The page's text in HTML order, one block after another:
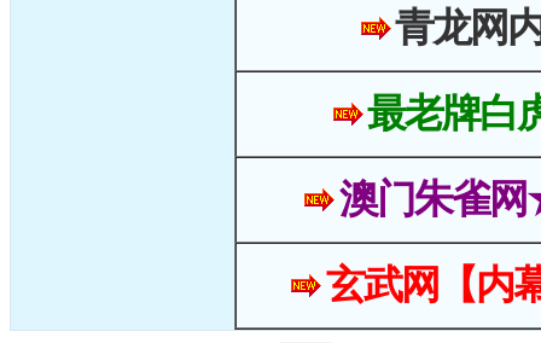
青龙网
最老牌白
澳门朱雀
玄武网【内